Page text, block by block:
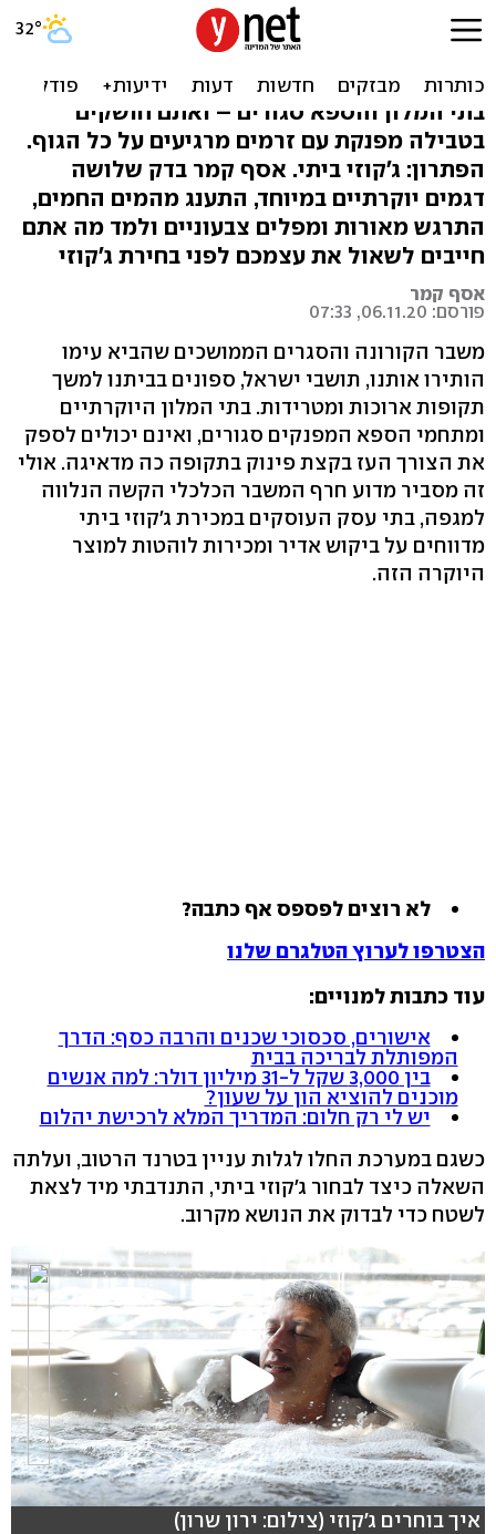
חלום רטוב: איך לבחור ג'קוזי
יוקרתי לבית?
בתי המלון והספא סגורים – ואתם חושקים
בטבילה מפנקת עם זרמים מרגיעים על כל הגוף.
הפתרון: ג'קוזי ביתי. אסף קמר בדק שלושה
דגמים יוקרתיים במיוחד, התענג מהמים החמים,
התרגש מאורות ומפלים צבעוניים ולמד מה אתם
חייבים לשאול את עצמכם לפני בחירת ג'קוזי
אסף קמר
פורסם: 06.11.20, 07:33
משבר הקורונה והסגרים הממושכים שהביא עימו
הותירו אותנו, תושבי ישראל, ספונים בביתנו למשך
תקופות ארוכות ומטרידות. בתי המלון היוקרתיים
ומתחמי הספא המפנקים סגורים, ואינם יכולים לספק
את הצורך העז בקצת פינוק בתקופה כה מדאיגה. אולי
זה מסביר מדוע חרף המשבר הכלכלי הקשה הנלווה
למגפה, בתי עסק העוסקים במכירת ג'קוזי ביתי
מדווחים על ביקוש אדיר ומכירות לוהטות למוצר
היוקרה הזה.
לא רוצים לפספס אף כתבה?
הצטרפו לערוץ הטלגרם שלנו
עוד כתבות למנויים:
אישורים, סכסוכי שכנים והרבה כסף: הדרך
המפותלת לבריכה בבית
בין 3,000 שקל ל-31 מיליון דולר: למה אנשים
מוכנים להוציא הון על שעון?
יש לי רק חלום: המדריך המלא לרכישת יהלום
כשגם במערכת החלו לגלות עניין בטרנד הרטוב, ועלתה
השאלה כיצד לבחור ג'קוזי ביתי, התנדבתי מיד לצאת
לשטח כדי לבדוק את הנושא מקרוב.
איך בוחרים ג'קוזי (צילום: ירון שרון)